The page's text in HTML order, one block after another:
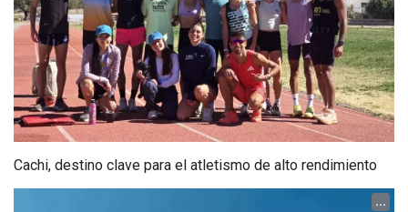
Cachi, destino clave para el atletismo de alto rendimiento
...